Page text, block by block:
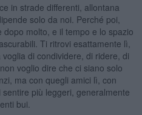
in strade differenti, allontana
solo da noi. Perché poi,
molto, e il tempo e lo spazio
Ti ritrovi esattamente lì,
di condividere, di ridere, di
voglio dire che ci siano solo
ma con quegli amici lì, con
più leggeri, generalmente
bui.